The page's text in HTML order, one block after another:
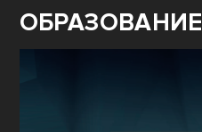
ОБРАЗОВАНИЕ